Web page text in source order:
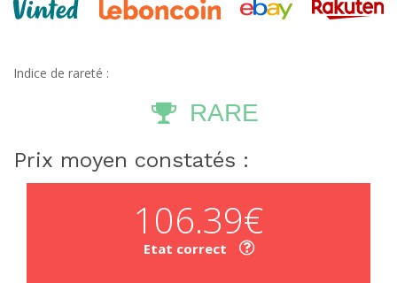
Indice de rareté :
RARE
Prix moyen constatés :
106.39€
Etat correct